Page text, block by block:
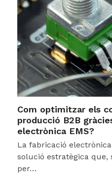
Com optimitzar els
producció B2B
electrònica EMS?
La fabricació
solució estratègica que,
per…